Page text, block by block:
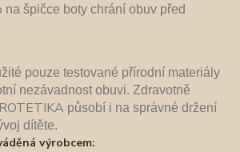
na špičce boty chrání obuv před
pouze testované přírodní materiály
nezávadnost obuvi. Zdravotně
působí i na správné držení
dítěte.
výrobcem: